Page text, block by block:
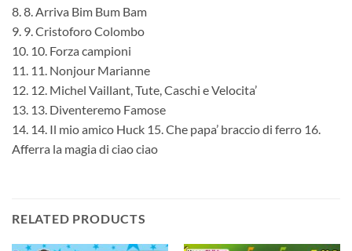
8. 8. Arriva Bim Bum Bam
9. 9. Cristoforo Colombo
10. 10. Forza campioni
11. 11. Nonjour Marianne
12. 12. Michel Vaillant, Tute, Caschi e Velocita’
13. 13. Diventeremo Famose
14. 14. Il mio amico Huck 15. Che papa’ braccio di ferro 16.
Afferra la magia di ciao ciao
RELATED PRODUCTS